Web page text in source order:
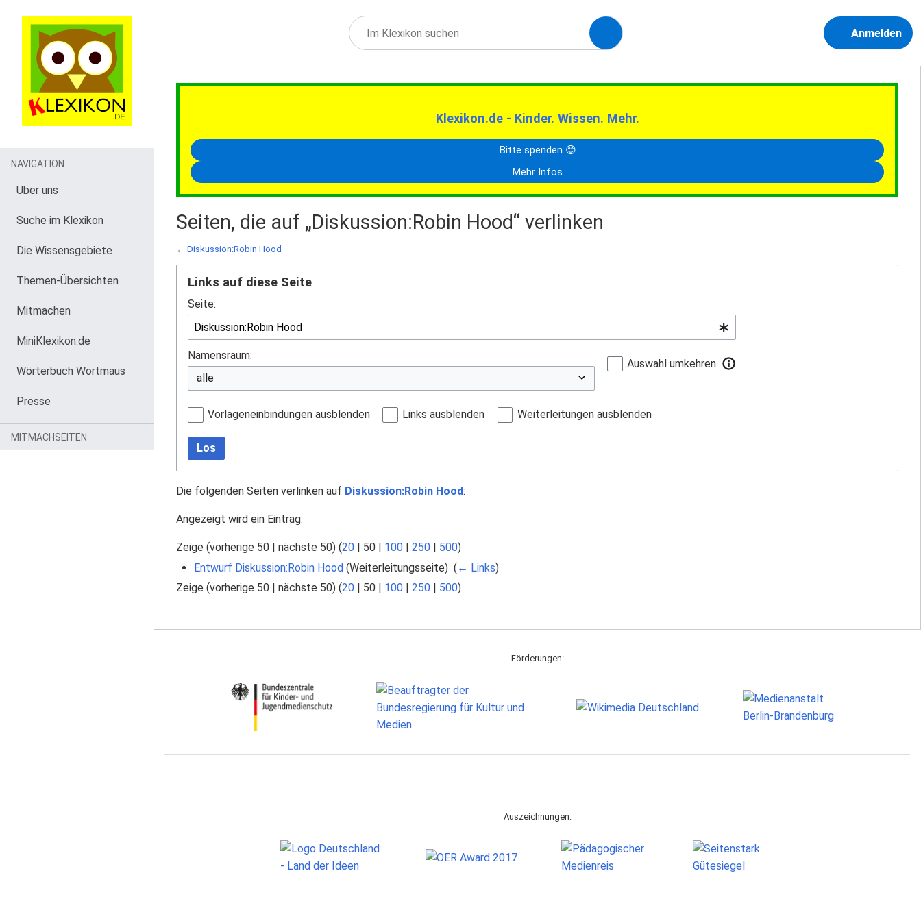
Anmelden
Klexikon.de - Kinder. Wissen. Mehr.
Bitte spenden 😊
Mehr Infos
Seiten, die auf „Diskussion:Robin Hood“ verlinken
← Diskussion:Robin Hood
Links auf diese Seite
Seite:
Namensraum:
Auswahl umkehren
Vorlageneinbindungen ausblenden Links ausblenden Weiterleitungen ausblenden
Los
Die folgenden Seiten verlinken auf Diskussion:Robin Hood:
Angezeigt wird ein Eintrag.
Zeige (vorherige 50 | nächste 50) (20 | 50 | 100 | 250 | 500)
Entwurf Diskussion:Robin Hood(Weiterleitungsseite) ‎ (← Links)
Zeige (vorherige 50 | nächste 50) (20 | 50 | 100 | 250 | 500)
NAVIGATION
Über uns
Suche im Klexikon
Die Wissensgebiete
Themen-Übersichten
Mitmachen
MiniKlexikon.de
Wörterbuch Wortmaus
Presse
MITMACHSEITEN
Förderungen:
Auszeichnungen: